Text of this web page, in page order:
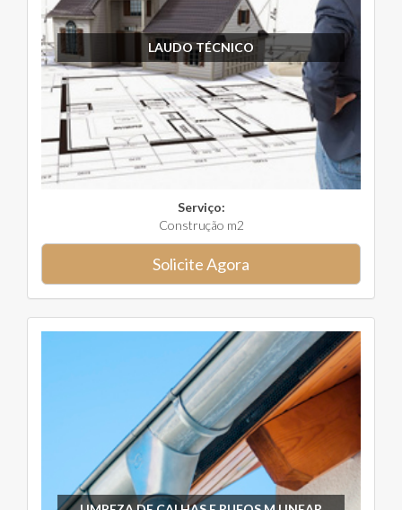
LAUDO TÉCNICO
Serviço:
Construção m2
Solicite Agora